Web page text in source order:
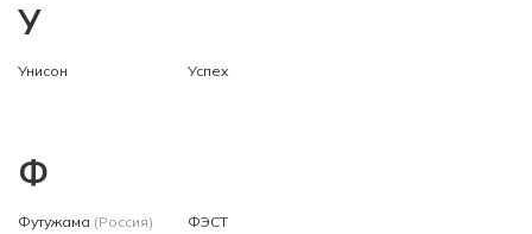
У
Унисон Успех
Ф
Футужама (Россия) ФЭСТ